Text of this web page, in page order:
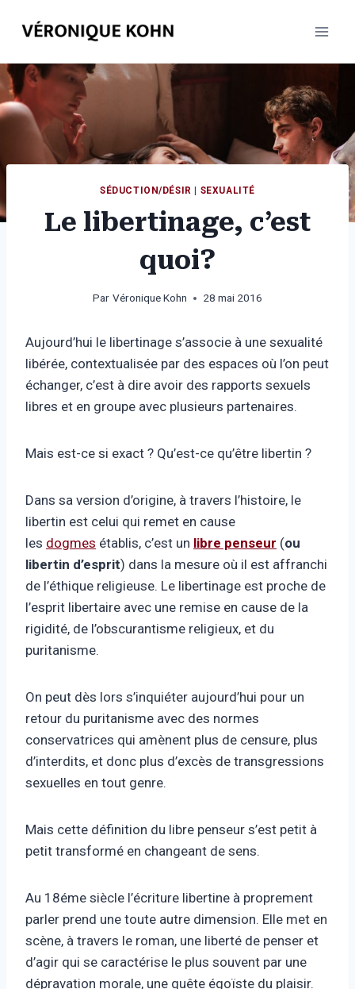
SÉDUCTION/DÉSIR SEXUALITÉ
Le libertinage, c’est
quoi?
Par Véronique Kohn 28 mai 2016
Aujourd’hui le libertinage s’associe à une sexualité
libérée, contextualisée par des espaces où l’on peut
échanger, c’est à dire avoir des rapports sexuels
libres et en groupe avec plusieurs partenaires.
Mais est-ce si exact ? Qu’est-ce qu’être libertin ?
Dans sa version d’origine, à travers l’histoire, le
libertin est celui qui remet en cause
les dogmes établis, c’est un libre penseur (ou
libertin d’esprit) dans la mesure où il est affranchi
de l’éthique religieuse. Le libertinage est proche de
l’esprit libertaire avec une remise en cause de la
rigidité, de l’obscurantisme religieux, et du
puritanisme.
On peut dès lors s’inquiéter aujourd’hui pour un
retour du puritanisme avec des normes
conservatrices qui amènent plus de censure, plus
d’interdits, et donc plus d’excès de transgressions
sexuelles en tout genre.
Mais cette définition du libre penseur s’est petit à
petit transformé en changeant de sens.
Au 18éme siècle l’écriture libertine à proprement
parler prend une toute autre dimension. Elle met en
scène, à travers le roman, une liberté de penser et
d’agir qui se caractérise le plus souvent par une
dépravation morale, une quête égoïste du plaisir.